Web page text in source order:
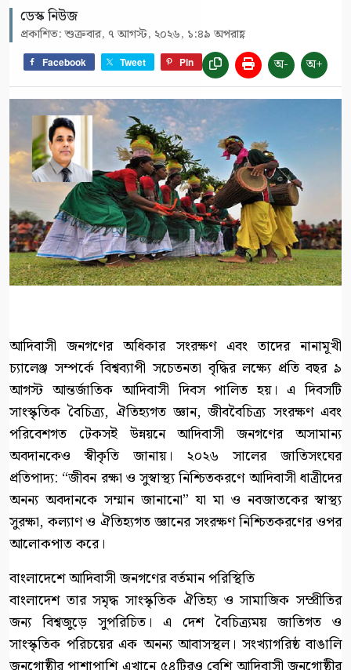
ডেস্ক নিউজ
প্রকাশিত: শুক্রবার, ৭ আগস্ট, ২০২৬, ১:৪৯ অপরাহ্ণ
Facebook Tweet Pin অ- অ+
আদিবাসী জনগণের অধিকার সংরক্ষণ এবং তাদের নানামূখী
চ্যালেঞ্জ সম্পর্কে বিশ্বব্যাপী সচেতনতা বৃদ্ধির লক্ষ্যে প্রতি বছর ৯
আগস্ট আন্তর্জাতিক আদিবাসী দিবস পালিত হয়। এ দিবসটি
সাংস্কৃতিক বৈচিত্র্য, ঐতিহ্যগত জ্ঞান, জীববৈচিত্র্য সংরক্ষণ এবং
পরিবেশগত টেকসই উন্নয়নে আদিবাসী জনগণের অসামান্য
অবদানকেও স্বীকৃতি জানায়। ২০২৬ সালের জাতিসংঘের
প্রতিপাদ্য: “জীবন রক্ষা ও সুস্বাস্থ্য নিশ্চিতকরণে আদিবাসী ধাত্রীদের
অনন্য অবদানকে সম্মান জানানো” যা মা ও নবজাতকের স্বাস্থ্য
সুরক্ষা, কল্যাণ ও ঐতিহ্যগত জ্ঞানের সংরক্ষণ নিশ্চিতকরণের ওপর
আলোকপাত করে।
বাংলাদেশে আদিবাসী জনগণের বর্তমান পরিস্থিতি
বাংলাদেশ তার সমৃদ্ধ সাংস্কৃতিক ঐতিহ্য ও সামাজিক সম্প্রীতির
জন্য বিশ্বজুড়ে সুপরিচিত। এ দেশ বৈচিত্র্যময় জাতিগত ও
সাংস্কৃতিক পরিচয়ের এক অনন্য আবাসস্থল। সংখ্যাগরিষ্ঠ বাঙালি